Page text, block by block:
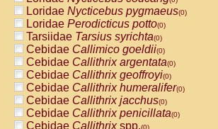
PitheciidaeCacajao calvus
PitheciidaeCallicebus cupreus
PitheciidaeCallicebus donacophilus
PitheciidaeCallicebus moloch
PitheciidaeCallicebus torquatus
PitheciidaeCallicebusspp.(0)
PitheciidaeChiropotes satanas(0)
PitheciidaePithecia monachus
PitheciidaePithecia pithecia(0)
CercopithecidaeCercocebus agilis
Loridae Nycticebus pygmaeus(0)
Loridae Perodicticus potto(0)
Tarsiidae Tarsius syrichta(0)
Cebidae Callimico goeldii(0)
Cebidae Callithrix argentata(0)
Cebidae Callithrix geoffroyi(0)
Cebidae Callithrix humeralifer(0)
Cebidae Callithrix jacchus(0)
Cebidae Callithrix penicillata(0)
Cebidae Callithrixspp.(0)